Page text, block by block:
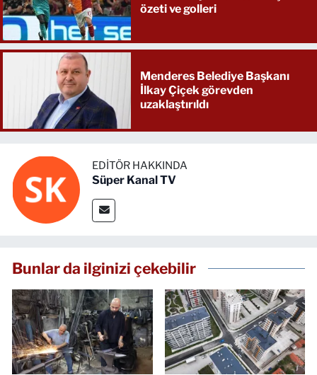
özeti ve golleri
Menderes Belediye Başkanı
İlkay Çiçek görevden
uzaklaştırıldı
EDITÖR HAKKINDA
Süper Kanal TV
Bunlar da ilginizi çekebilir